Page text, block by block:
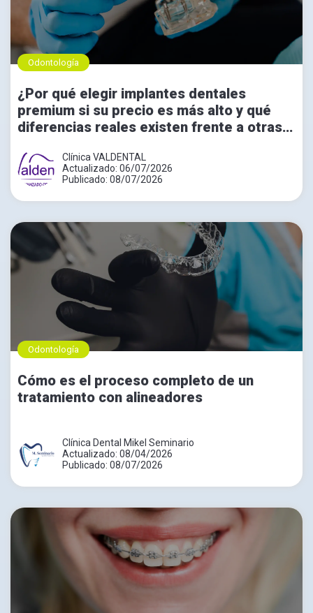
Odontología
¿Por qué elegir implantes dentales
premium si su precio es más alto y qué
diferencias reales existen frente a otras
Clínica VALDENTAL
Actualizado: 06/07/2026
Publicado: 08/07/2026
Odontología
Cómo es el proceso completo de un
tratamiento con alineadores
Clínica Dental Mikel Seminario
Actualizado: 08/04/2026
Publicado: 08/07/2026